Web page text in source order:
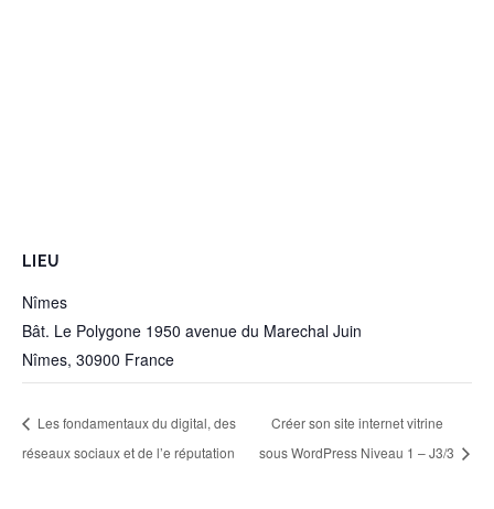
LIEU
Nîmes
Bât. Le Polygone 1950 avenue du Marechal Juin
Nîmes, 30900 France
Les fondamentaux du digital, des
réseaux sociaux et de l’e réputation
Créer son site internet vitrine
sous WordPress Niveau 1 – J3/3